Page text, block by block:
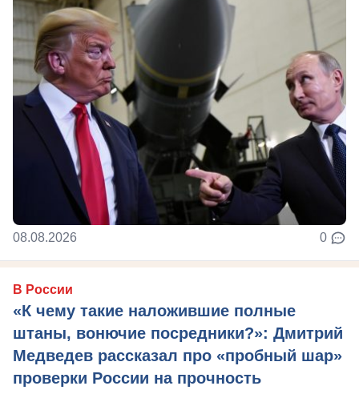
08.08.2026 0
В России
«К чему такие наложившие полные
штаны, вонючие посредники?»: Дмитрий
Медведев рассказал про «пробный шар»
проверки России на прочность